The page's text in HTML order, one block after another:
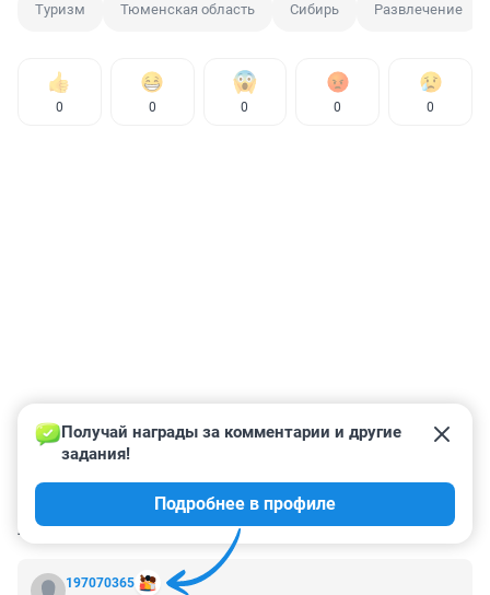
Туризм Тюменская область Сибирь Развлечение
0 0 0 0 0
КОММЕНТАРИИ 12
197070365
Получай награды за комментарии и другие
задания!
Подробнее в профиле